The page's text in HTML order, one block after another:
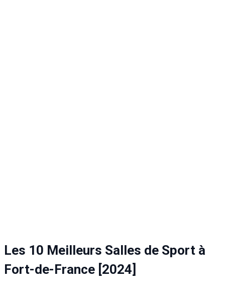
Les 10 Meilleurs Salles de Sport à
Fort-de-France [2024]